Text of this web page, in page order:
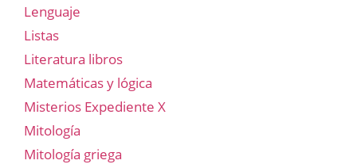
Lenguaje
Listas
Literatura libros
Matemáticas y lógica
Misterios Expediente X
Mitología
Mitología griega